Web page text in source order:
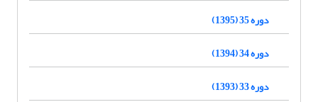
دوره 35 (1395)
دوره 34 (1394)
دوره 33 (1393)